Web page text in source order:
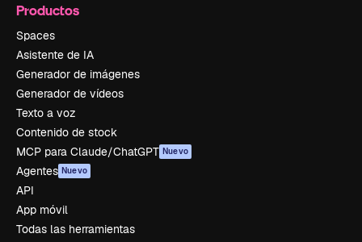
Productos
Spaces
Asistente de IA
Generador de imágenes
Generador de vídeos
Texto a voz
Contenido de stock
MCP para Claude/ChatGPT Nuevo
Agentes Nuevo
API
App móvil
Todas las herramientas